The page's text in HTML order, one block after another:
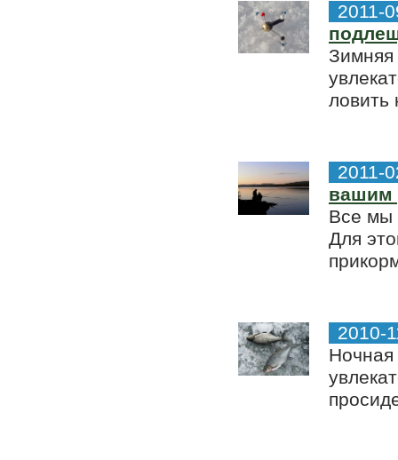
2011-
Зимняя
ловить
2011-
вашим
Все мы
Для
2010-
Ночная